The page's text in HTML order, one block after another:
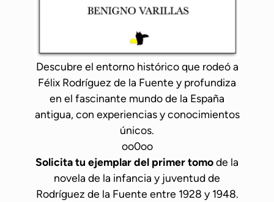
n
s
u
s
e
a
n
Descubre el entorno histórico que rodeó a
Félix Rodríguez de la Fuente y profundiza
en el fascinante mundo de la España
antigua, con experiencias y conocimientos
únicos.
oo0oo
Solicita tu ejemplar del primer tomode la
novela de la infancia y juventud de
Rodríguez de la Fuente entre 1928 y 1948.